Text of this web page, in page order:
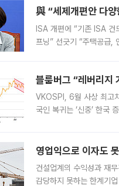
與 “세제개편안 다
ISA 개편에 “기존 ISA 건
프닝” 선긋기 “주택공급,
블룸버그 “레버리지
VKOSPI, 6월 사상 최고
국인 복귀는 ‘신중’ 한국
영업익으로 이자도
건설업계의 수익성과 재
감당하지 못하는 한계기